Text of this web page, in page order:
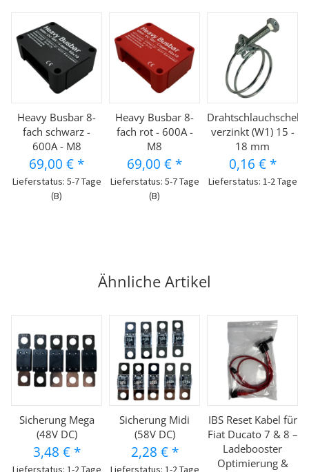
Heavy Busbar 8-
fach schwarz -
600A - M8
69,00 € *
Lieferstatus: 5-7 Tage
(B)
Heavy Busbar 8-
fach rot - 600A -
M8
69,00 € *
Lieferstatus: 5-7 Tage
(B)
Drahtschlauchschelle
verzinkt (W1) 15 -
18 mm
0,16 € *
Lieferstatus: 1-2 Tage
Ähnliche Artikel
Sicherung Mega
(48V DC)
3,48 € *
Lieferstatus: 1-2 Tage
Sicherung Midi
(58V DC)
2,28 € *
Lieferstatus: 1-2 Tage
IBS Reset Kabel für
Fiat Ducato 7 & 8 –
Ladebooster
Optimierung &